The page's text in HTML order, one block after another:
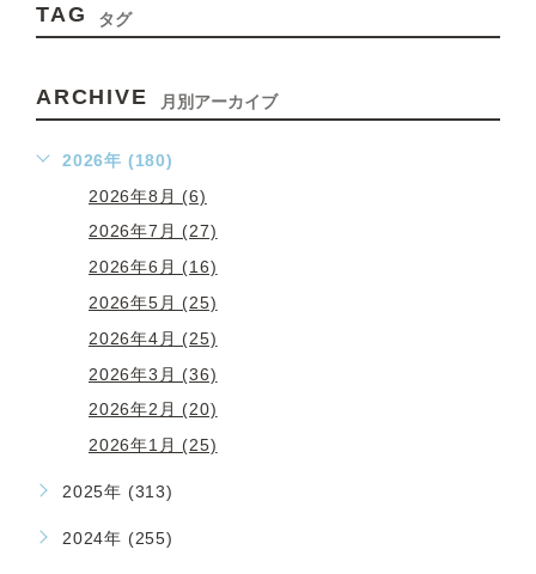
TAG タグ
ARCHIVE 月別アーカイブ
2026年 (180)
2026年8月 (6)
2026年7月 (27)
2026年6月 (16)
2026年5月 (25)
2026年4月 (25)
2026年3月 (36)
2026年2月 (20)
2026年1月 (25)
2025年 (313)
2024年 (255)